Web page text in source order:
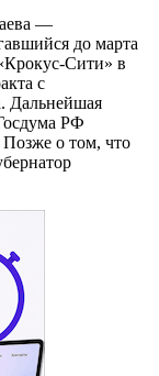
—
до марта
Сити» в
с
Дальнейшая
РФ
Позже о том, что